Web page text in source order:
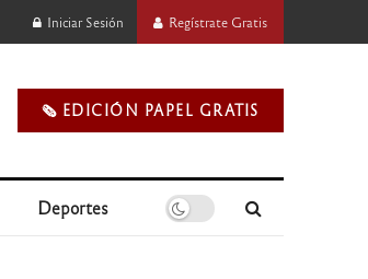
Iniciar Sesión Regístrate Gratis
🗞️ EDICIÓN PAPEL GRATIS
Deportes